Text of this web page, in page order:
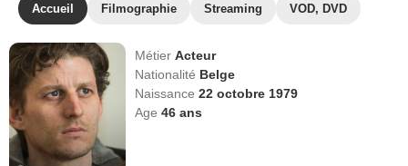
Accueil Filmographie Streaming VOD, DVD
MétierActeur
Nationalité Belge
Naissance22 octobre 1979
Age46 ans